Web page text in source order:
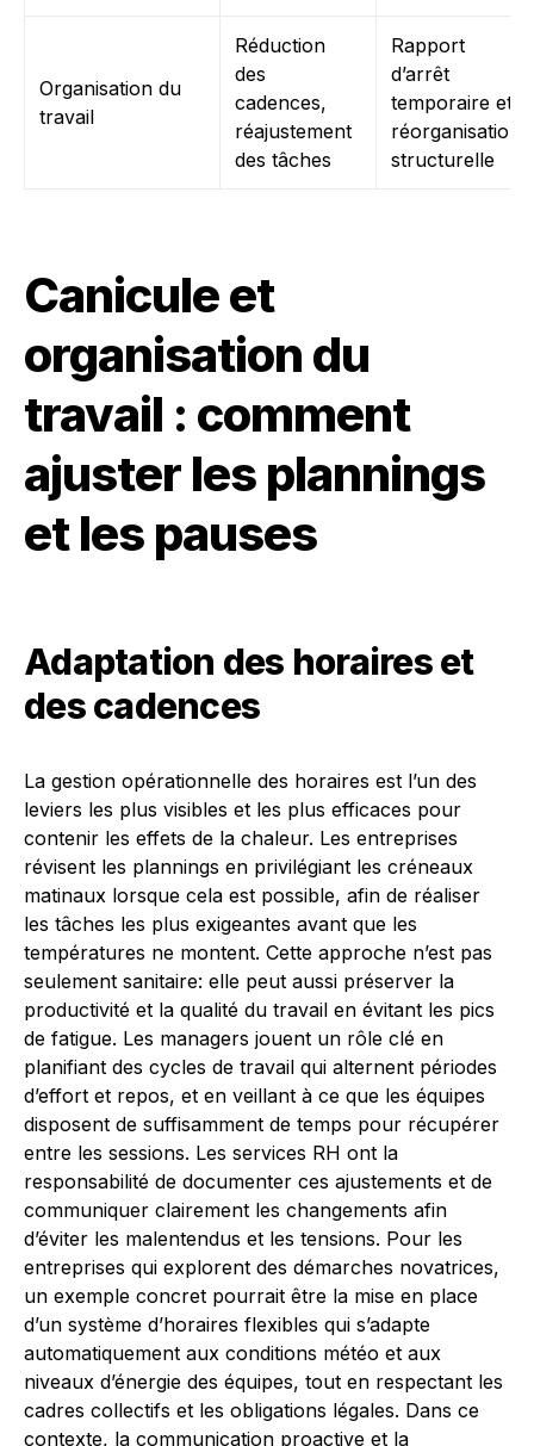
Organisation du
travail
Réduction
des
cadences,
réajustement
des tâches
Rapport
d’arrêt
temporaire et
réorganisation
structurelle
Canicule et
organisation du
travail : comment
ajuster les plannings
et les pauses
Adaptation des horaires et
des cadences
La gestion opérationnelle des horaires est l’un des
leviers les plus visibles et les plus efficaces pour
contenir les effets de la chaleur. Les entreprises
révisent les plannings en privilégiant les créneaux
matinaux lorsque cela est possible, afin de réaliser
les tâches les plus exigeantes avant que les
températures ne montent. Cette approche n’est pas
seulement sanitaire: elle peut aussi préserver la
productivité et la qualité du travail en évitant les pics
de fatigue. Les managers jouent un rôle clé en
planifiant des cycles de travail qui alternent périodes
d’effort et repos, et en veillant à ce que les équipes
disposent de suffisamment de temps pour récupérer
entre les sessions. Les services RH ont la
responsabilité de documenter ces ajustements et de
communiquer clairement les changements afin
d’éviter les malentendus et les tensions. Pour les
entreprises qui explorent des démarches novatrices,
un exemple concret pourrait être la mise en place
d’un système d’horaires flexibles qui s’adapte
automatiquement aux conditions météo et aux
niveaux d’énergie des équipes, tout en respectant les
cadres collectifs et les obligations légales. Dans ce
contexte, la communication proactive et la